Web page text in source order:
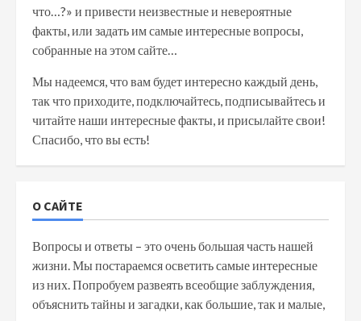
что…?» и привести неизвестные и невероятные
факты, или задать им самые интересные вопросы,
собранные на этом сайте…
Мы надеемся, что вам будет интересно каждый день,
так что приходите, подключайтесь, подписывайтесь и
читайте наши интересные факты, и присылайте свои!
Спасибо, что вы есть!
О САЙТЕ
Вопросы и ответы – это очень большая часть нашей
жизни. Мы постараемся осветить самые интересные
из них. Попробуем развеять всеобщие заблуждения,
объяснить тайны и загадки, как большие, так и малые,